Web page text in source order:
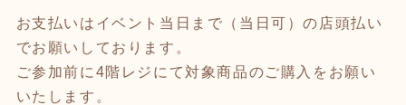
お支払いはイベント当日まで（当日可）の店頭払い
でお願いしております。
ご参加前に4階レジにて対象商品のご購入をお願い
いたします。